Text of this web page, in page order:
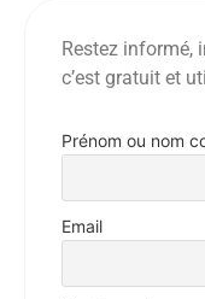
Restez informé,
c’est gratuit et
Prénom ou nom
Email